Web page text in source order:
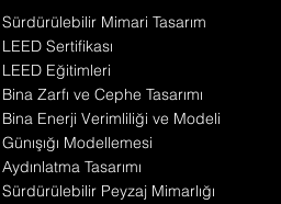
Sürdürülebilir Mimari Tasarım
LEED Sertifikası
LEED Eğitimleri
Bina Zarfı ve Cephe Tasarımı
Bina Enerji Verimliliği ve Modeli
Günışığı Modellemesi
Aydınlatma Tasarımı
Sürdürülebilir Peyzaj Mimarlığı